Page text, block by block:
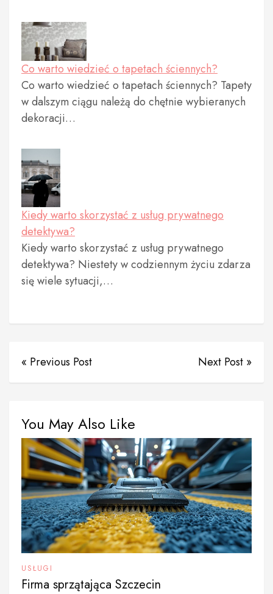
Co warto wiedzieć o tapetach ściennych?
Co warto wiedzieć o tapetach ściennych? Tapety
w dalszym ciągu należą do chętnie wybieranych
dekoracji…
Kiedy warto skorzystać z usług prywatnego
detektywa?
Kiedy warto skorzystać z usług prywatnego
detektywa? Niestety w codziennym życiu zdarza
się wiele sytuacji,…
« Previous Post Next Post »
You May Also Like
USŁUGI
Firma sprzątająca Szczecin